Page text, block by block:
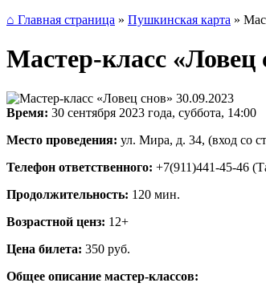
⌂ Главная страница » Пушкинская карта »
Мастер-класс «Ловец
Время: 30 сентября 2023 года, суббота, 14:00
Место проведения: ул. Мира, д. 34, (вход со
Телефон ответственного: +7(911)441-45-46
Продолжительность: 120 мин.
Возрастной ценз: 12+
Цена билета: 350 руб.
Общее описание мастер-классов: